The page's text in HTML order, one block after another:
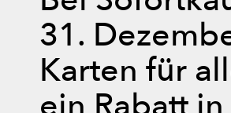
31.
Karten für